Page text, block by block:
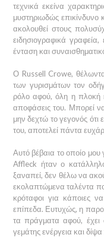
τεχνικά εκείνα
μυστηριωδώς επικίνδυνο
ακολουθεί στους
ειδησιογραφικά
ένταση και
Ο Russell Crowe,
των γυρισμάτων τον
ρόλο αφού, όλη η πλοκή
αποφάσεις του. Μπορεί
μην δεχτώ το γεγονός ότι
του, αποτελεί πάντα
Αυτό βέβαια το οποίο
Affleck ήταν ο
ξαναπεί, δεν θέλω να
εκολαπτώμενα ταλέντα
κρόταφοι για κάποιες
επίπεδα. Ευτυχώς, η
τα πράγματα αφού, έχει
γεμάτης ενέργεια και